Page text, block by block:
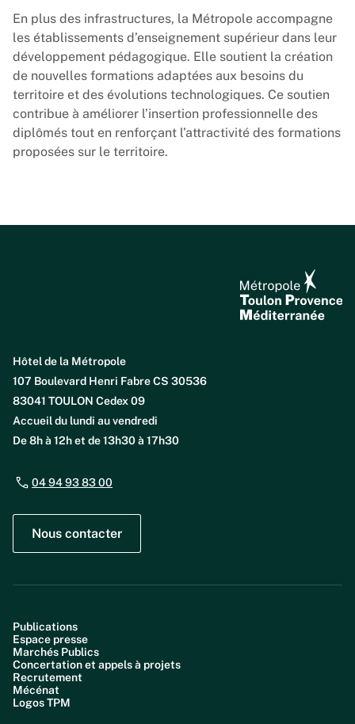
En plus des infrastructures, la Métropole accompagne
les établissements d’enseignement supérieur dans leur
développement pédagogique. Elle soutient la création
de nouvelles formations adaptées aux besoins du
territoire et des évolutions technologiques. Ce soutien
contribue à améliorer l’insertion professionnelle des
diplômés tout en renforçant l’attractivité des formations
proposées sur le territoire.
Hôtel de la Métropole
107 Boulevard Henri Fabre CS 30536
83041 TOULON Cedex 09
Accueil du lundi au vendredi
De 8h à 12h et de 13h30 à 17h30
04 94 93 83 00
Nous contacter
Publications
Espace presse
Marchés Publics
Concertation et appels à projets
Recrutement
Mécénat
Logos TPM